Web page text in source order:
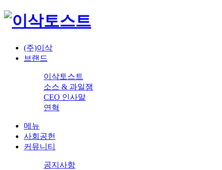
(주)이삭
브랜드
이삭토스트
소스 & 과일잼
CEO 인사말
연혁
메뉴
사회공헌
커뮤니티
공지사항